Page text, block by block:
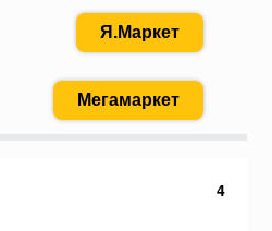
Я.Маркет
Мегамаркет
4